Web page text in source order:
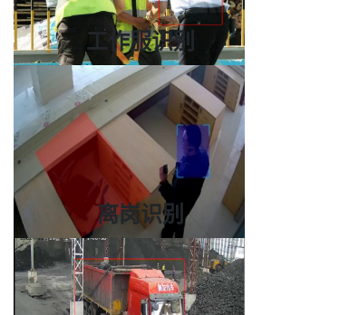
工作服识别
准确率高于90%+
自动监控员工衣着规范情况
适用工地、厨房、电力、矿山等
离岗识别
7×24全天候监控
对工作岗位进行实时监测
适用工地、工厂、矿山、消防等